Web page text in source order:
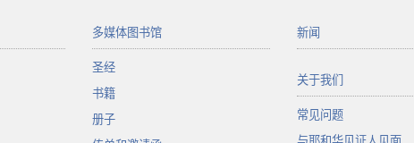
多媒体图书馆
圣经
书籍
册子
新闻
关于我们
常见问题